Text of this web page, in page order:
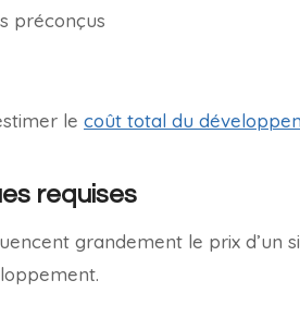
préconçus
le coût total du
requises
grandement le prix d’un